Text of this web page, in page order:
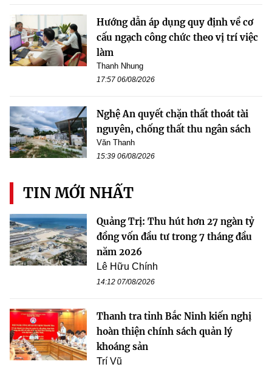
Hướng dẫn áp dụng quy định về cơ
cấu ngạch công chức theo vị trí việc
làm
Thanh Nhung
17:57 06/08/2026
Nghệ An quyết chặn thất thoát tài
nguyên, chống thất thu ngân sách
Văn Thanh
15:39 06/08/2026
TIN MỚI NHẤT
Quảng Trị: Thu hút hơn 27 ngàn tỷ
đồng vốn đầu tư trong 7 tháng đầu
năm 2026
Lê Hữu Chính
14:12 07/08/2026
Thanh tra tỉnh Bắc Ninh kiến nghị
hoàn thiện chính sách quản lý
khoáng sản
Trí Vũ